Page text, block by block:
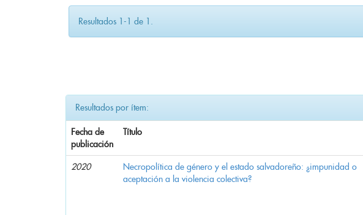
Resultados 1-1 de 1.
Resultados por ítem:
Fecha de
publicación
Título
2020
Necropolítica de género y el estado salvadoreño: ¿impunidad o
aceptación a la violencia colectiva?